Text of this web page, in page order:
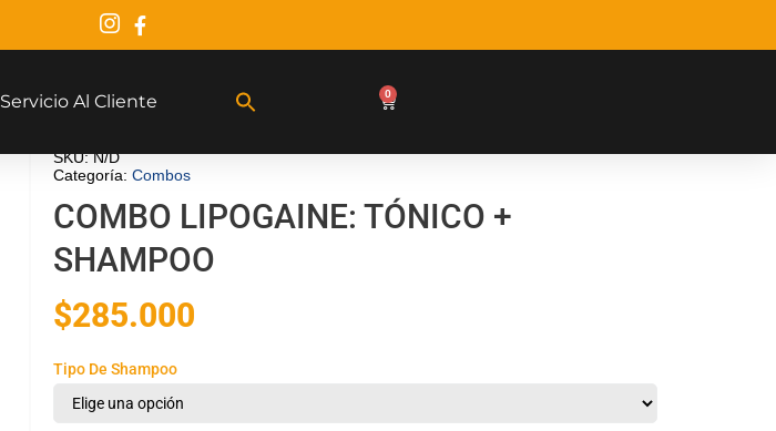
Servicio Al Cliente 0
SKU:N/D
Categoría: Combos
COMBO LIPOGAINE: TÓNICO +
SHAMPOO
$285.000
Tipo De Shampoo